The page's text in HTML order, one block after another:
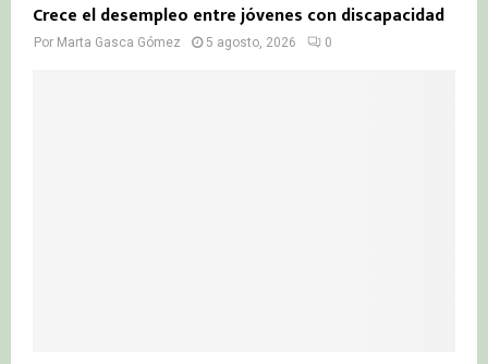
Crece el desempleo entre jóvenes con discapacidad
Por Marta Gasca Gómez 5 agosto, 2026 0